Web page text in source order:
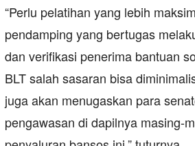
“Perlu pelatihan yang lebih
pendamping yang bertugas
dan verifikasi penerima bantuan
BLT salah sasaran bisa
juga akan menugaskan para
pengawasan di dapilnya masing-